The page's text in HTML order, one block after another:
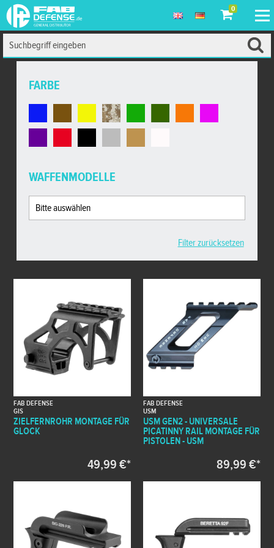
0
FARBE
WAFFENMODELLE
Filter zurücksetzen
FAB DEFENSE
GIS
ZIELFERNROHR MONTAGE FÜR
GLOCK
49,99 €*
FAB DEFENSE
USM
USM GEN2 - UNIVERSALE
PICATINNY RAIL MONTAGE FÜR
PISTOLEN - USM
89,99 €*